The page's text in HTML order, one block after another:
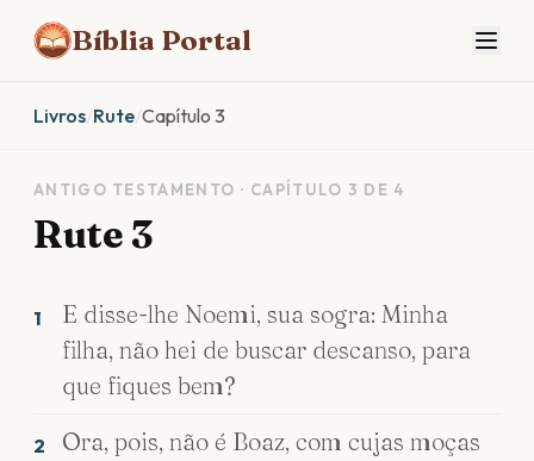
Bíblia Portal
Livros/Rute/Capítulo 3
ANTIGO TESTAMENTO · CAPÍTULO 3 DE 4
Rute 3
1
E disse-lhe Noemi, sua sogra: Minha
filha, não hei de buscar descanso, para
que fiques bem?
2
Ora, pois, não é Boaz, com cujas moças